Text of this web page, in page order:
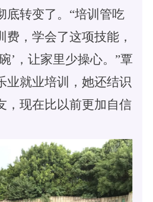
底转变了。“培训管吃
费，学会了这项技能，
’，让家里少操心。”覃
业就业培训，她还结识
，现在比以前更加自信